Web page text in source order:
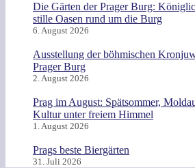
Die Gärten der Prager Burg:
stille Oasen rund um die Burg
6. August 2026
Ausstellung der böhmischen
Prager Burg
2. August 2026
Prag im August: Spätsommer,
Kultur unter freiem Himmel
1. August 2026
Prags beste Biergärten
31. Juli 2026